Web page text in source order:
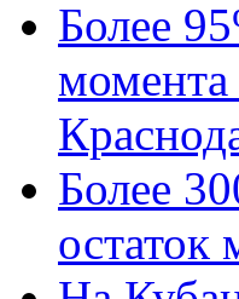
Более
Более
остаток